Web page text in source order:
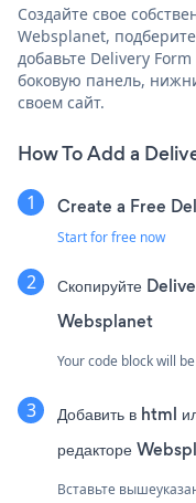
Создайте свое
Websplanet,
добавьте Delivery
боковую панель,
своем сайт.
How To Add a
Create a Free
Start for free now
Скопируйте
Websplanet
Your code block will
Добавить в html
редакторе
Вставьте